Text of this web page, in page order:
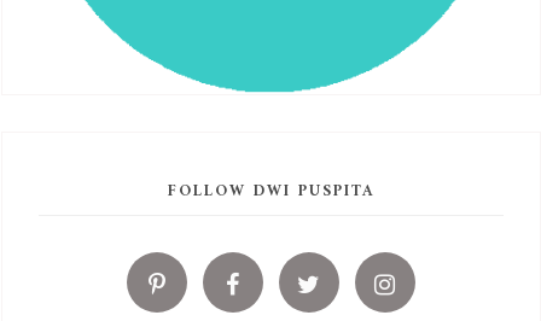
FOLLOW DWI PUSPITA